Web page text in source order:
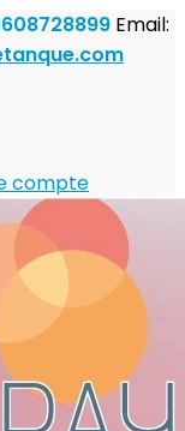
Email:
compte